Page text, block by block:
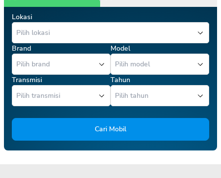
Lokasi
Brand Model
Transmisi Tahun
Cari Mobil